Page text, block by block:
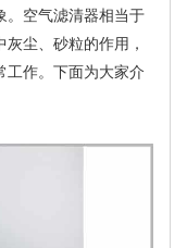
。空气滤清器相当于
尘、砂粒的作用，
工作。下面为大家介